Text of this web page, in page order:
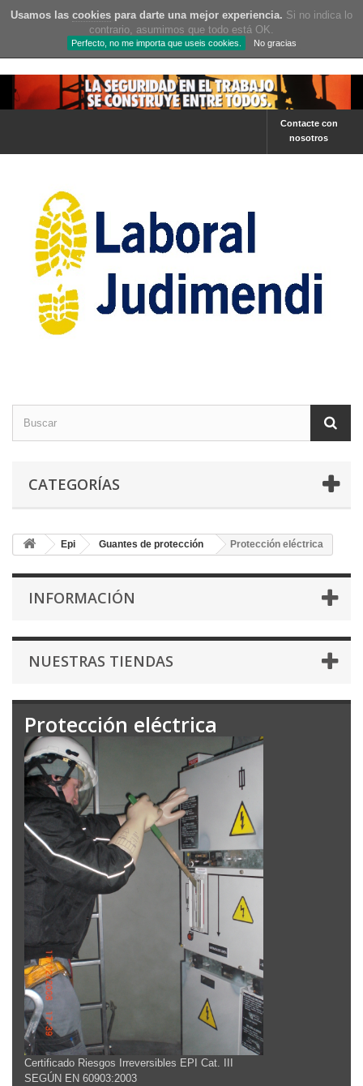
Usamos las cookies para darte una mejor experiencia. Si no indica lo
contrario, asumimos que todo está OK.
Perfecto, no me importa que useis cookies. No gracias
Contacte con
nosotros
CATEGORÍAS
Epi Guantes de protección Protección eléctrica
INFORMACIÓN
NUESTRAS TIENDAS
Protección eléctrica
Certificado Riesgos Irreversibles EPI Cat. III
SEGÚN EN 60903:2003